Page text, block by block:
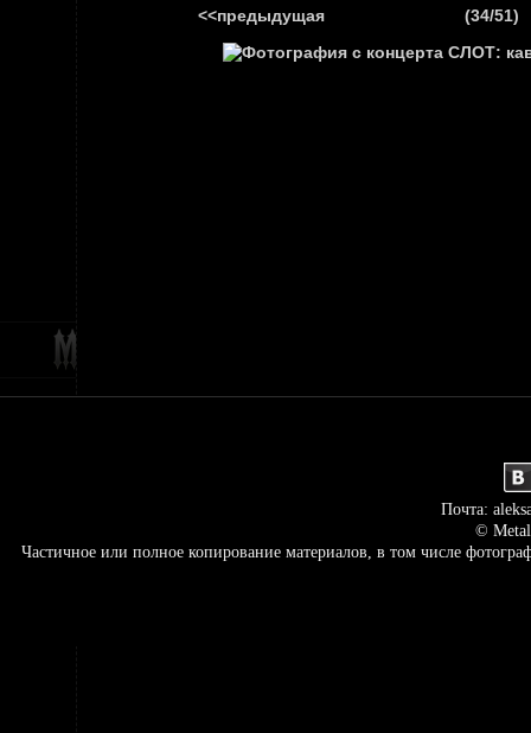
<<предыдущая (34/51)
Почта:
©
Частичное или полное копирование материалов, в том числе